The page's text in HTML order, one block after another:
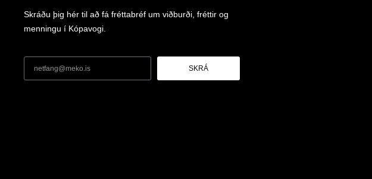
Skráðu þig hér til að fá fréttabréf um viðburði, fréttir og
menningu í Kópavogi.
SKRÁ